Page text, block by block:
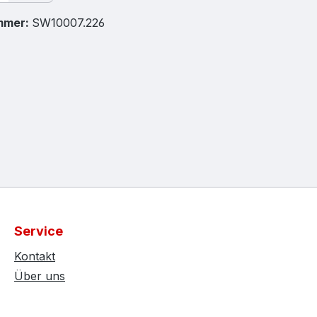
SW10007.226
Service
Kontakt
Über uns